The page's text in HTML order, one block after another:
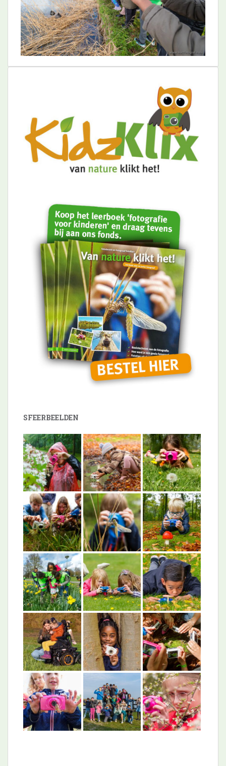
SFEERBEELDEN